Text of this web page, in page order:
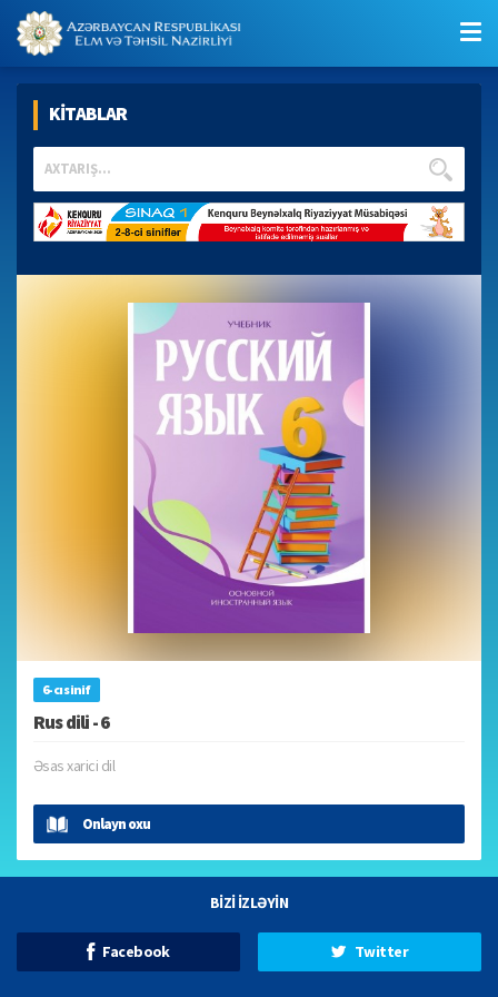
KİTABLAR
6-cı sinif
Rus dili - 6
Əsas xarici dil
Onlayn oxu
BİZİ İZLƏYİN
Facebook Twitter